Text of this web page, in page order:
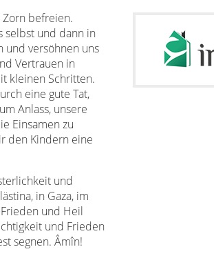
Zorn befreien.
selbst und dann in
und versöhnen uns
Vertrauen in
kleinen Schritten.
eine gute Tat,
Anlass, unsere
Einsamen zu
den Kindern eine
und
in Gaza, im
und Heil
und Frieden
segnen. Âmîn!